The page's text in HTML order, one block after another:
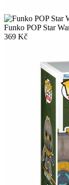
Funko POP Star
369 Kč